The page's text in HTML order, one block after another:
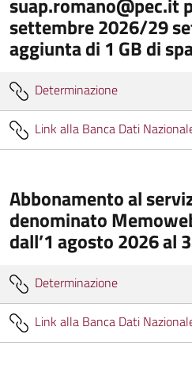
suap.romano@pec.it
settembre 2026/29
aggiunta di 1 GB di
Determinazione
Link alla Banca Dati
Abbonamento al
denominato
dall’1 agosto 2026 al
Determinazione
Link alla Banca Dati